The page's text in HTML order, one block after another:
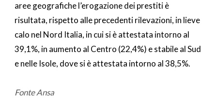
aree geografiche l’erogazione dei prestiti è
risultata, rispetto alle precedenti rilevazioni, in lieve
calo nel Nord Italia, in cui si è attestata intorno al
39,1%, in aumento al Centro (22,4%) e stabile al Sud
e nelle Isole, dove si è attestata intorno al 38,5%.
Fonte Ansa